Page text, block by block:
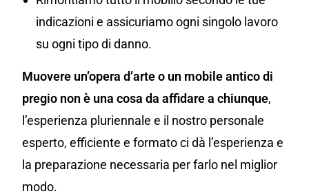
indicazioni e assicuriamo ogni singolo lavoro
su ogni tipo di danno.
Muovere un’opera d’arte o un mobile antico di
pregio non è una cosa da affidare a chiunque,
l’esperienza pluriennale e il nostro personale
esperto, efficiente e formato ci dà l’esperienza e
la preparazione necessaria per farlo nel miglior
modo.